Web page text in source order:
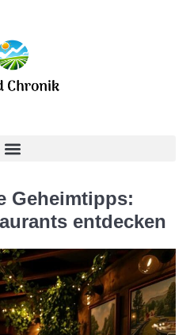
Geheimtipps:
entdecken